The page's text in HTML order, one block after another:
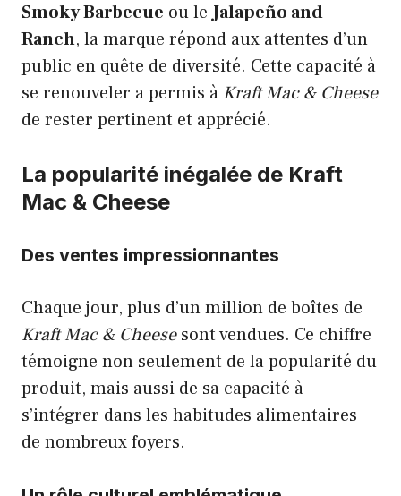
Smoky Barbecue ou leJalapeño and
Ranch, la marque répond aux attentes d’un
public en quête de diversité. Cette capacité à
se renouveler a permis à Kraft Mac & Cheese
de rester pertinent et apprécié.
La popularité inégalée de Kraft
Mac & Cheese
Des ventes impressionnantes
Chaque jour, plus d’un million de boîtes de
Kraft Mac & Cheesesont vendues. Ce chiffre
témoigne non seulement de la popularité du
produit, mais aussi de sa capacité à
s’intégrer dans les habitudes alimentaires
de nombreux foyers.